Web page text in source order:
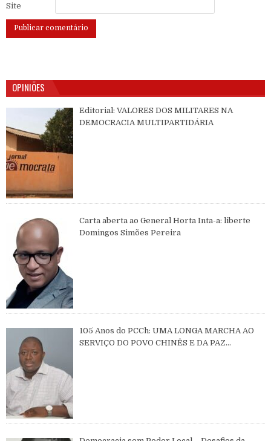
Site
OPINIÕES
Editorial: VALORES DOS MILITARES NA
DEMOCRACIA MULTIPARTIDÁRIA
Carta aberta ao General Horta Inta-a: liberte
Domingos Simões Pereira
105 Anos do PCCh: UMA LONGA MARCHA AO
SERVIÇO DO POVO CHINÊS E DA PAZ